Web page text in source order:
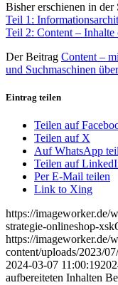
Bisher erschienen in
Teil 1:
Teil 2: Content – Inhalte
Der Beitrag Content –
und Suchmaschinen
Eintrag teilen
Teilen auf
Teilen auf X
Auf WhatsApp
Teilen auf
Per E-Mail teilen
Link to Xing
https://imageworker.de/
strategie-onlineshop-
https://imageworker.de/
content/uploads/2023/
2024-03-07 11:00:19
aufbereiteten Inhalten